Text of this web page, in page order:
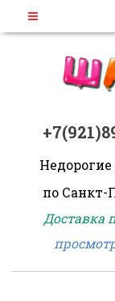
по Санкт-
Доставка